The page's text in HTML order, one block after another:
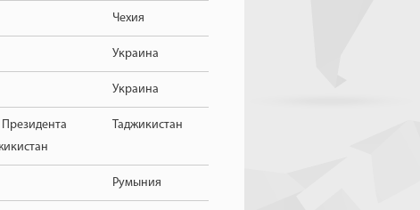
Чехия
Украина
Украина
Таджикистан
Румыния